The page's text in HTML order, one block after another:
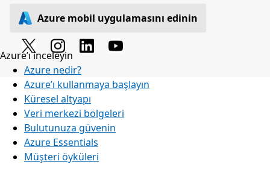
Azure mobil uygulamasını edinin
Azure’ı inceleyin
Azure nedir?
Azure’ı kullanmaya başlayın
Küresel altyapı
Veri merkezi bölgeleri
Bulutunuza güvenin
Azure Essentials
Müşteri öyküleri